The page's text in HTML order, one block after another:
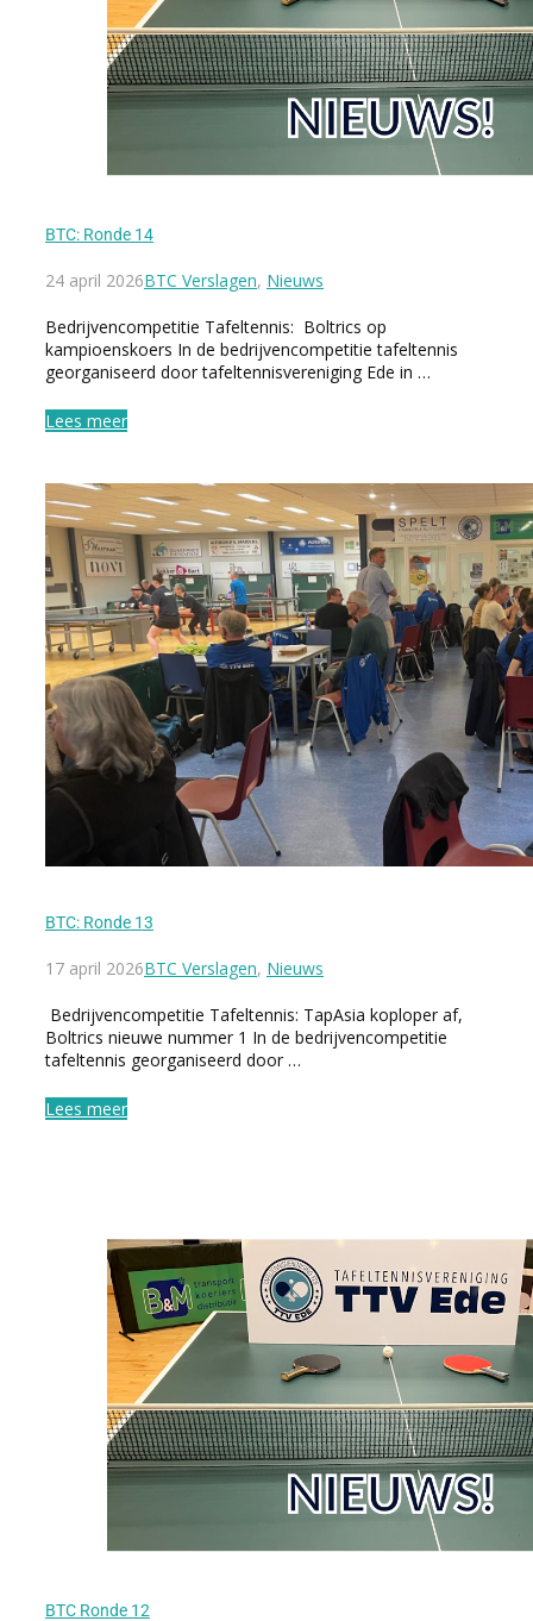
BTC: Ronde 14
24 april 2026BTC Verslagen, Nieuws
Bedrijvencompetitie Tafeltennis: Boltrics op
kampioenskoers In de bedrijvencompetitie tafeltennis
georganiseerd door tafeltennisvereniging Ede in …
Lees meer
BTC: Ronde 13
17 april 2026BTC Verslagen, Nieuws
Bedrijvencompetitie Tafeltennis: TapAsia koploper af,
Boltrics nieuwe nummer 1 In de bedrijvencompetitie
tafeltennis georganiseerd door …
Lees meer
BTC Ronde 12